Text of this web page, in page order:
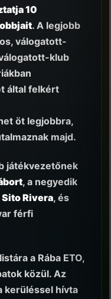
10
. A legjobb
válogatott-
klub
által felkért
öt legjobbra,
majd.
játékvezetőnek
, a negyedik
Sito Rivera, és
férfi
a Rába ETO,
közül. Az
kerüléssel hívta